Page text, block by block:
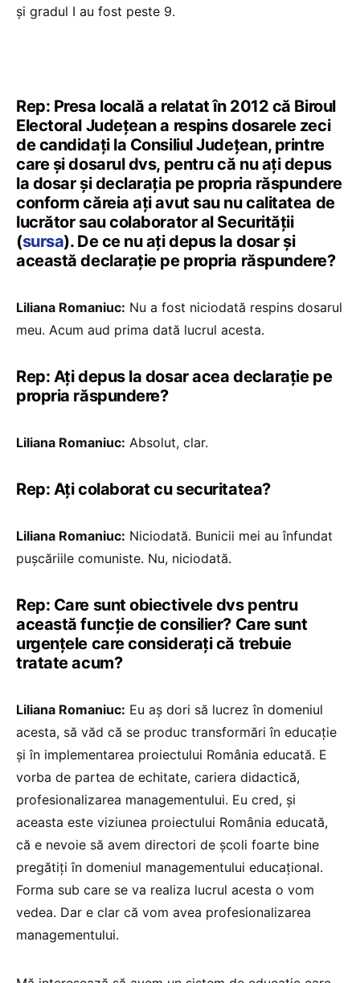
și gradul I au fost peste 9.
Rep: Presa locală a relatat în 2012 că Biroul
Electoral Judeţean a respins dosarele zeci
de candidați la Consiliul Județean, printre
care și dosarul dvs, pentru că nu ați depus
la dosar și declarația pe propria răspundere
conform căreia ați avut sau nu calitatea de
lucrător sau colaborator al Securității
(sursa). De ce nu ați depus la dosar și
această declarație pe propria răspundere?
Liliana Romaniuc: Nu a fost niciodată respins dosarul
meu. Acum aud prima dată lucrul acesta.
Rep: Ați depus la dosar acea declarație pe
propria răspundere?
Liliana Romaniuc: Absolut, clar.
Rep: Ați colaborat cu securitatea?
Liliana Romaniuc: Niciodată. Bunicii mei au înfundat
pușcăriile comuniste. Nu, niciodată.
Rep: Care sunt obiectivele dvs pentru
această funcție de consilier? Care sunt
urgențele care considerați că trebuie
tratate acum?
Liliana Romaniuc: Eu aș dori să lucrez în domeniul
acesta, să văd că se produc transformări în educație
și în implementarea proiectului România educată. E
vorba de partea de echitate, cariera didactică,
profesionalizarea managementului. Eu cred, și
aceasta este viziunea proiectului România educată,
că e nevoie să avem directori de școli foarte bine
pregătiți în domeniul managementului educațional.
Forma sub care se va realiza lucrul acesta o vom
vedea. Dar e clar că vom avea profesionalizarea
managementului.